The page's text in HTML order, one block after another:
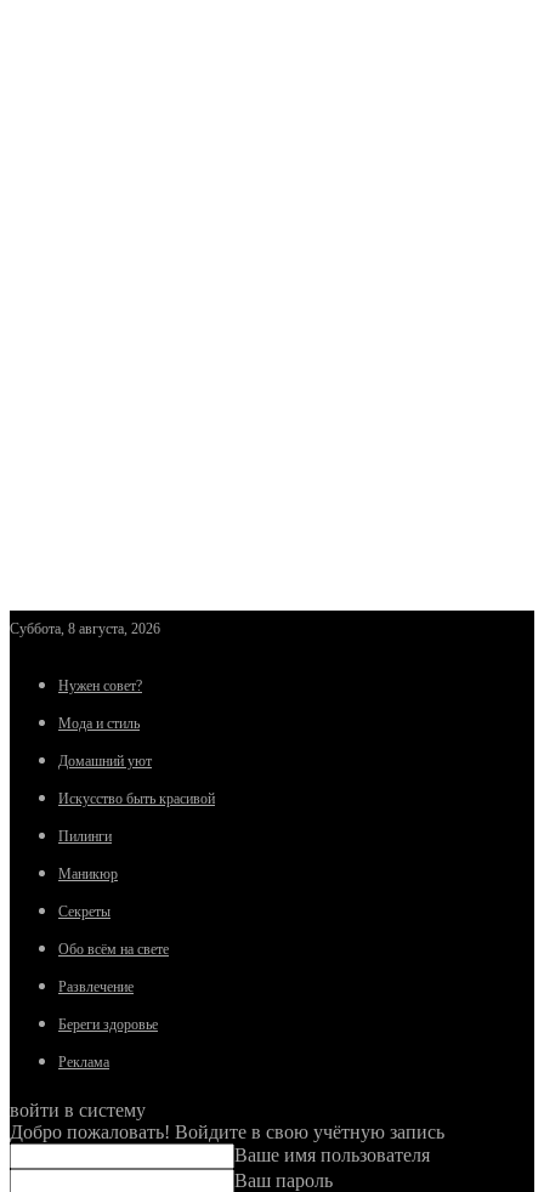
Суббота, 8 августа, 2026
Нужен совет?
Мода и стиль
Домашний уют
Искусство быть красивой
Пилинги
Маникюр
Секреты
Обо всём на свете
Развлечение
Береги здоровье
Реклама
войти в систему
Добро пожаловать! Войдите в свою учётную запись
Ваше имя пользователя
Ваш пароль